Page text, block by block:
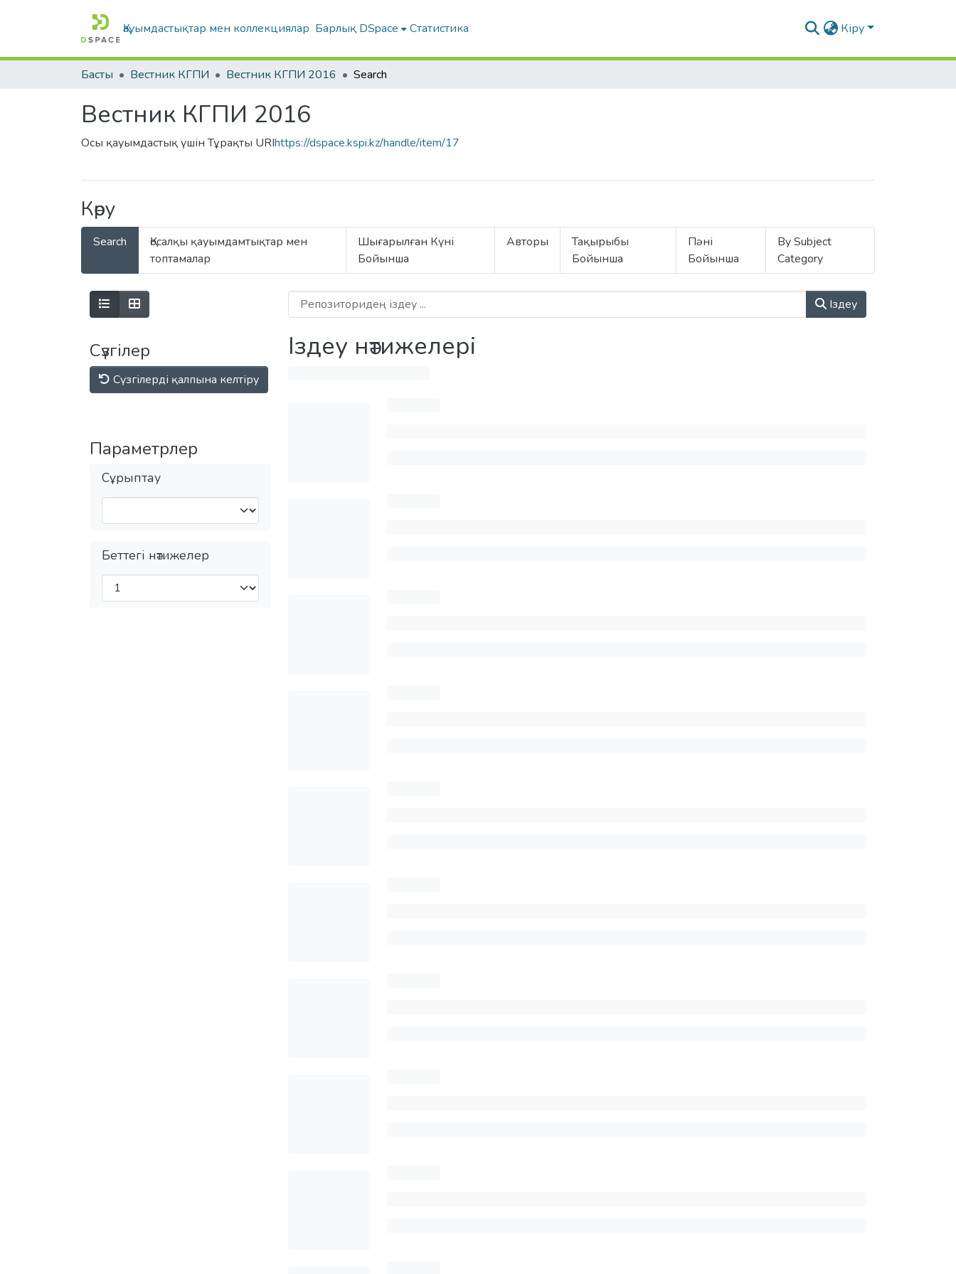
Қауымдастықтар мен коллекциялар Барлық DSpace Статистика Кіру
Басты Вестник КГПИ Вестник КГПИ 2016 Search
Вестник КГПИ 2016
Осы қауымдастық үшін Тұрақты URIhttps://dspace.kspi.kz/handle/item/17
Көру
Search
Қосалқы қауымдамтықтар мен
топтамалар
Шығарылған Күні
Бойынша
Авторы
Тақырыбы
Бойынша
Пәні
Бойынша
By Subject
Category
Сүзгілер
Сүзгілерді қалпына келтіру
Параметрлер
Сұрыптау
Беттегі нәтижелер
Іздеу
Іздеу нәтижелері